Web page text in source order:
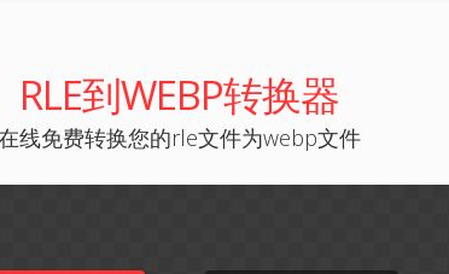
RLE到WEBP转换器
线免费转换您的rle文件为webp文件